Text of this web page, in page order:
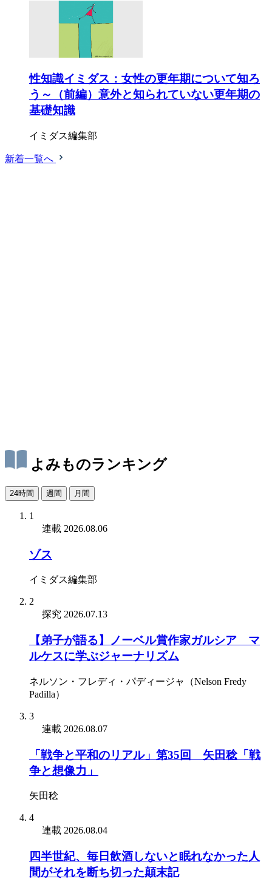
性知識イミダス：女性の更年期について知ろ
う～（前編）意外と知られていない更年期の
基礎知識
イミダス編集部
新着一覧へ
よみものランキング
24時間 週間 月間
1
連載 2026.08.06
ゾス
イミダス編集部
2
探究 2026.07.13
【弟子が語る】ノーベル賞作家ガルシア゠マ
ルケスに学ぶジャーナリズム
ネルソン・フレディ・パディージャ（Nelson Fredy
Padilla）
3
連載 2026.08.07
「戦争と平和のリアル」第35回 矢田稔「戦
争と想像力」
矢田稔
4
連載 2026.08.04
四半世紀、毎日飲酒しないと眠れなかった人
間がそれを断ち切った顛末記